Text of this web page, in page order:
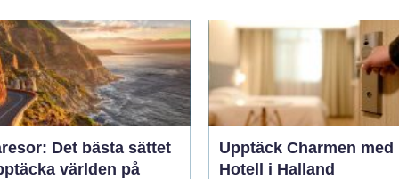
Det bästa sättet
världen på
Upptäck Charmen med
Hotell i Halland